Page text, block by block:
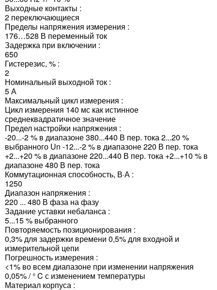
Выходные контакты :
2 переключающиеся
Пределы напряжения измерения :
176…528 В переменный ток
Задержка при включении :
650
Гистерезис, % :
2
Номинальный выходной ток :
5 А
Максимальный цикл измерения :
Цикл измерения 140 мс как истинное
среднеквадратичное значение
Предел настройки напряжения :
-20...-2 % в диапазоне 380...440 В пер. тока 2...20 %
выбранного Un -12...-2 % в диапазоне 220 В пер. тока
+2...+20 % в диапазоне 220...440 В пер. тока +2...+10 % в
диапазоне 480 В пер. тока
Коммутационная способность, В·А :
1250
Диапазон напряжения :
220 ... 480 В фаза на фазу
Задание уставки небаланса :
5...15 % выбранного
Повторяемость позиционирования :
0,3% для задержки времени 0,5% для входной и
измерительной цепи
Погрешность измерения :
<1% во всем диапазоне при изменении напряжения
0,05% / ° C с изменением температуры
Материал корпуса :